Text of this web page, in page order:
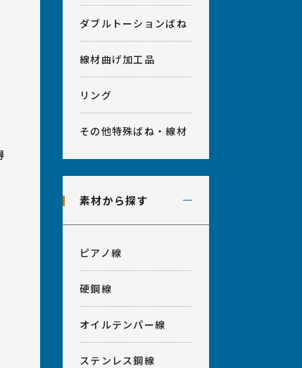
ダブルトーションばね
線材曲げ加工品
リング
その他特殊ばね・線材
素材から探す
ピアノ線
硬鋼線
オイルテンパー線
ステンレス鋼線